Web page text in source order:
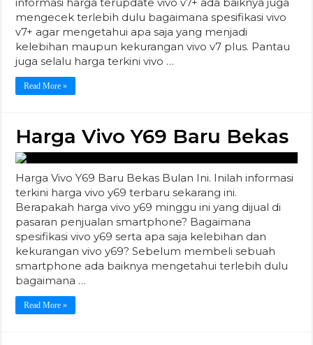
mengecek terlebih dulu bagaimana spesifikasi vivo
v7+ agar mengetahui apa saja yang menjadi
kelebihan maupun kekurangan vivo v7 plus. Pantau
juga selalu harga terkini vivo …
Read More »
Harga Vivo Y69 Baru Bekas
Harga Vivo Y69 Baru Bekas Bulan Ini. Inilah informasi
terkini harga vivo y69 terbaru sekarang ini.
Berapakah harga vivo y69 minggu ini yang dijual di
pasaran penjualan smartphone? Bagaimana
spesifikasi vivo y69 serta apa saja kelebihan dan
kekurangan vivo y69? Sebelum membeli sebuah
smartphone ada baiknya mengetahui terlebih dulu
bagaimana …
Read More »